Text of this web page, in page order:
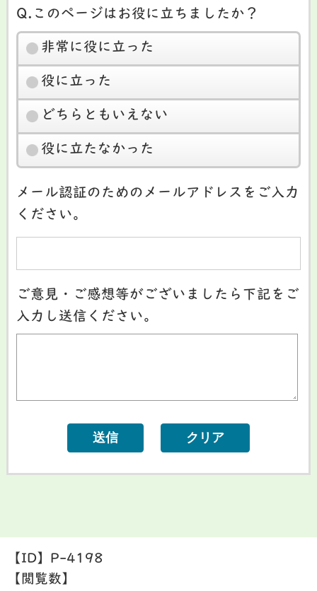
Q.このページはお役に立ちましたか？
非常に役に立った
役に立った
どちらともいえない
役に立たなかった
メール認証のためのメールアドレスをご入力
ください。
ご意見・ご感想等がございましたら下記をご
入力し送信ください。
【ID】 P-4198
【閲覧数】